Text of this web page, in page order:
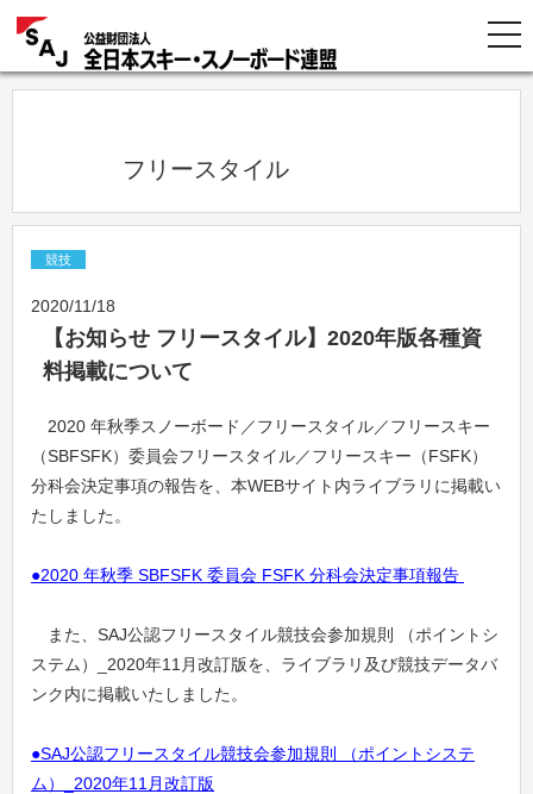
            フリースタイル
競技
2020/11/18
【お知らせ フリースタイル】2020年版各種資
料掲載について
2020 年秋季スノーボード／フリースタイル／フリースキー
（SBFSFK）委員会フリースタイル／フリースキー（FSFK）
分科会決定事項の報告を、本WEBサイト内ライブラリに掲載い
たしました。
●2020 年秋季 SBFSFK 委員会 FSFK 分科会決定事項報告
また、SAJ公認フリースタイル競技会参加規則 （ポイントシ
ステム）_2020年11月改訂版を、ライブラリ及び競技データバ
ンク内に掲載いたしました。
●SAJ公認フリースタイル競技会参加規則 （ポイントシステ
ム）_2020年11月改訂版